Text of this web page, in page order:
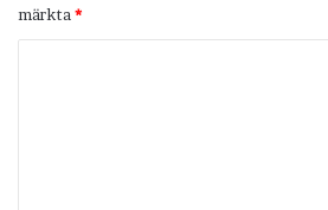
märkta *